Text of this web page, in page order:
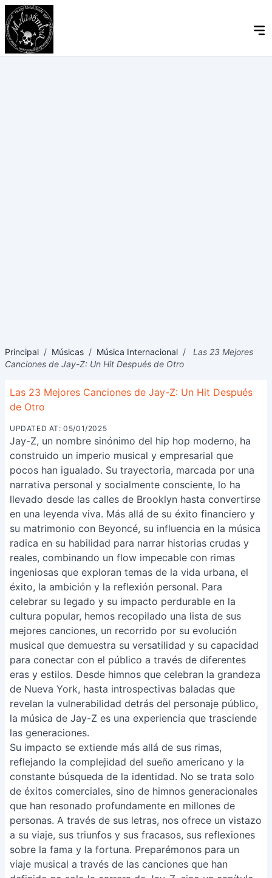
Principal / Músicas / Música Internacional /
Las 23 Mejores
Canciones de Jay-Z: Un Hit Después de Otro
Las 23 Mejores Canciones de Jay-Z: Un Hit Después
de Otro
UPDATED AT: 05/01/2025
Jay-Z, un nombre sinónimo del hip hop moderno, ha
construido un imperio musical y empresarial que
pocos han igualado. Su trayectoria, marcada por una
narrativa personal y socialmente consciente, lo ha
llevado desde las calles de Brooklyn hasta convertirse
en una leyenda viva. Más allá de su éxito financiero y
su matrimonio con Beyoncé, su influencia en la música
radica en su habilidad para narrar historias crudas y
reales, combinando un flow impecable con rimas
ingeniosas que exploran temas de la vida urbana, el
éxito, la ambición y la reflexión personal. Para
celebrar su legado y su impacto perdurable en la
cultura popular, hemos recopilado una lista de sus
mejores canciones, un recorrido por su evolución
musical que demuestra su versatilidad y su capacidad
para conectar con el público a través de diferentes
eras y estilos. Desde himnos que celebran la grandeza
de Nueva York, hasta introspectivas baladas que
revelan la vulnerabilidad detrás del personaje público,
la música de Jay-Z es una experiencia que trasciende
las generaciones.
Su impacto se extiende más allá de sus rimas,
reflejando la complejidad del sueño americano y la
constante búsqueda de la identidad. No se trata solo
de éxitos comerciales, sino de himnos generacionales
que han resonado profundamente en millones de
personas. A través de sus letras, nos ofrece un vistazo
a su viaje, sus triunfos y sus fracasos, sus reflexiones
sobre la fama y la fortuna. Preparémonos para un
viaje musical a través de las canciones que han